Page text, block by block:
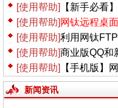
泪史
[使用帮助] 【新手必看
[使用帮助]网钛远程桌
[使用帮助]利用网钛
[使用帮助]商业版QQ和
[使用帮助] 【手机版】
明新闻资讯